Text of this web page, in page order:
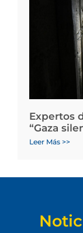
Expertos
“Gaza
Leer Más >>